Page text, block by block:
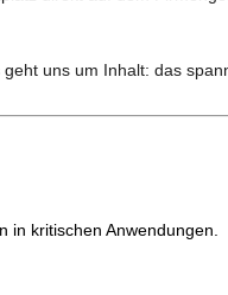
uns um Inhalt: das
kritischen Anwendungen.